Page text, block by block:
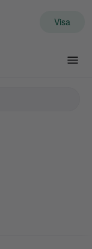
Visa